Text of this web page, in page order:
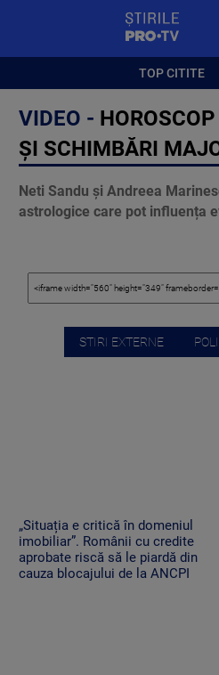
TOP CITITE
VIDEO -
ȘI SCHIMBĂRI
Neti Sandu și Andreea
astrologice care pot influența
STIRI EXTERNE
„Situația e critică în domeniul
imobiliar”. Românii cu credite
aprobate riscă să le piardă din
cauza blocajului de la ANCPI